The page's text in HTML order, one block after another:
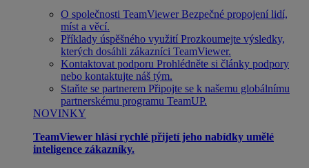
O společnosti TeamViewer Bezpečné propojení lidí,
míst a věcí.
Příklady úspěšného využití Prozkoumejte výsledky,
kterých dosáhli zákazníci TeamViewer.
Kontaktovat podporu Prohlédněte si články podpory
nebo kontaktujte náš tým.
Staňte se partnerem Připojte se k našemu globálnímu
partnerskému programu TeamUP.
NOVINKY
TeamViewer hlásí rychlé přijetí jeho nabídky umělé
inteligence zákazníky.